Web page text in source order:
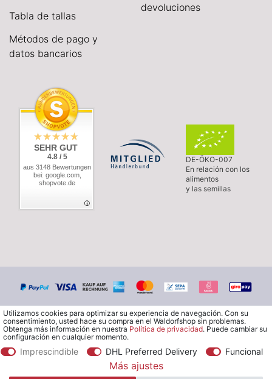
Tabla de tallas
Métodos de pago y
datos bancarios
devoluciones
SEHR GUT
4.8 / 5
aus 3148 Bewertungen
bei: google.com,
shopvote.de
DE-ÖKO-007
En relación con los
alimentos
y las semillas
© Copyright 2026 Waldorfshop Todos los derechos reservados.
Utilizamos cookies para optimizar su experiencia de navegación. Con su
consentimiento, usted hace su compra en el Waldorfshop sin problemas.
Obtenga más información en nuestra Política de privacidad. Puede cambiar su
configuración en cualquier momento.
Imprescindible DHL Preferred Delivery Funcional
Más ajustes